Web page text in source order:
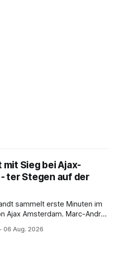
mit Sieg bei Ajax-
ter Stegen auf der
sammelt erste Minuten im
Ajax Amsterdam. Marc-André
06 Aug. 2026